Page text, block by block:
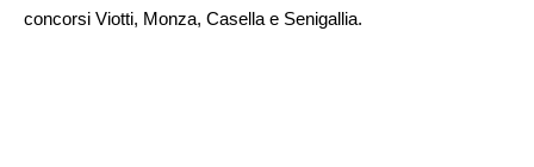
concorsi Viotti, Monza, Casella e Senigallia.